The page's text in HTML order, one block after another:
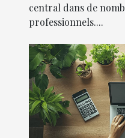
central dans de
professionnels....